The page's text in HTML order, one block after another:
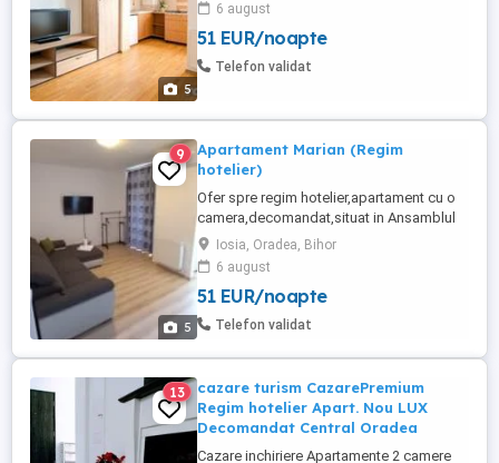
5
extensibila,televizor,interfon,alarma,aer
conditionat,wi-fi,cablu tv,aspirator,centrala
proprie. Bucatarie dotata cu plita pe
6 august
51 EUR/noapte
Telefon validat
5
9
Apartament Marian (Regim
hotelier)
Ofer spre regim hotelier,apartament cu o
camera,decomandat,situat in Ansamblul
Rezidential Ared. Apartamentul este dotat
cu canapea
extensibila,televizor,interfon,alarma,aer
conditionat,wi-fi,cablu tv.,aspirator,fier de
călcat,centrală proprie. Bucătăria dotată
microunde,frigider ...
Iosia, Oradea, Bihor
6 august
51 EUR/noapte
Telefon validat
13
cazare turism CazarePremium
Regim hotelier Apart. Nou LUX
Decomandat Central Oradea
Cazare inchiriere Apartamente 2 camere